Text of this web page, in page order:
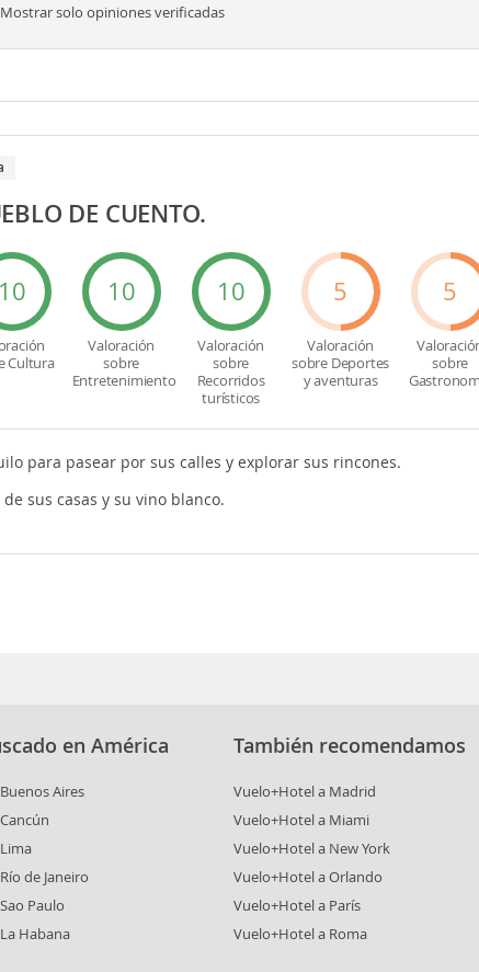
Mostrar solo opiniones verificadas
DE CUENTO.
10
Cultura
10
Valoración
sobre
Entretenimiento
10
Valoración
sobre
Recorridos
turísticos
5
Valoración
sobre Deportes
y aventuras
5
sobre
para pasear por sus calles y explorar sus rincones.
de sus casas y su vino blanco.
en América
Aires
de Janeiro
Paulo
Habana
También recomendamos
Vuelo+Hotel a Madrid
Vuelo+Hotel a Miami
Vuelo+Hotel a New York
Vuelo+Hotel a Orlando
Vuelo+Hotel a París
Vuelo+Hotel a Roma